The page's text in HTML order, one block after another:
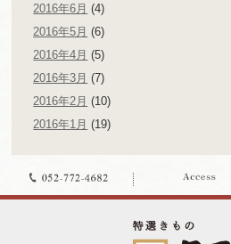
2016年6月 (4)
2016年5月 (6)
2016年4月 (5)
2016年3月 (7)
2016年2月 (10)
2016年1月 (19)